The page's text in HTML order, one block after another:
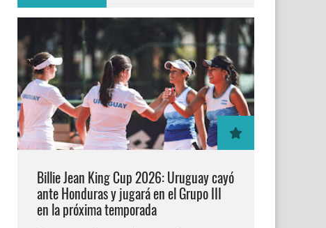
Billie Jean King Cup 2026: Uruguay cayó
ante Honduras y jugará en el Grupo III
en la próxima temporada